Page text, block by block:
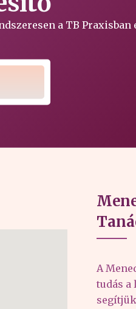
a TB
A
tudás a